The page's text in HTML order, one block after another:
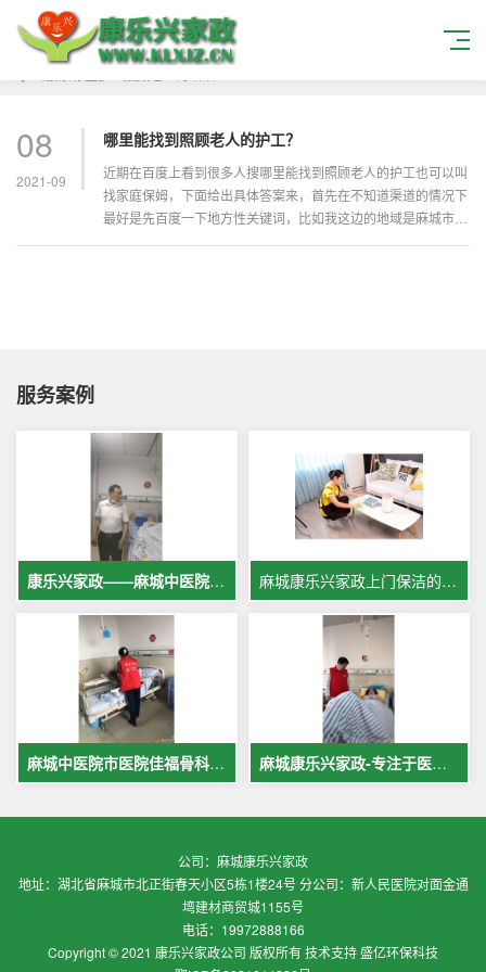
08
2021-09
哪里能找到照顾老人的护工？
近期在百度上看到很多人搜哪里能找到照顾老人的护工也可以叫
找家庭保姆，下面给出具体答案来，首先在不知道渠道的情况下
最好是先百度一下地方性关键词，比如我这边的地域是麻城市那
服务案例
康乐兴家政——麻城中医院专业护工服务，让爱与专业同行 麻城康乐兴家政上门保洁的案例
麻城中医院市医院佳福骨科医院铁路医院护工案例展示 麻城康乐兴家政-专注于医院护理，致力于打造全麻城优质护工护理
公司：麻城康乐兴家政
地址：湖北省麻城市北正街春天小区5栋1楼24号 分公司：新人民医院对面金通
塆建材商贸城1155号
电话：19972888166
Copyright © 2021 康乐兴家政公司 版权所有 技术支持 盛亿环保科技